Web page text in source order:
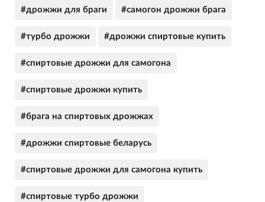
#дрожжи для браги #самогон дрожжи брага
#турбо дрожжи #дрожжи спиртовые купить
#спиртовые дрожжи для самогона
#спиртовые дрожжи купить
#брага на спиртовых дрожжах
#дрожжи спиртовые беларусь
#спиртовые дрожжи для самогона купить
#спиртовые турбо дрожжи